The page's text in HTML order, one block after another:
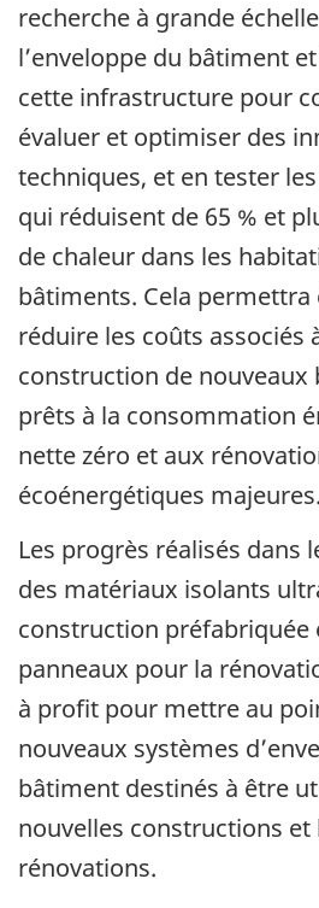
recherche à grande
l’enveloppe du bâtiment
cette infrastructure pour
évaluer et optimiser des
techniques, et en tester
qui réduisent de 65 % et
de chaleur dans les
bâtiments. Cela permettra
réduire les coûts associés
construction de nouveaux
prêts à la consommation
nette zéro et aux
écoénergétiques majeures.
Les progrès réalisés dans
des matériaux isolants
construction préfabriquée
panneaux pour la
à profit pour mettre au
nouveaux systèmes
bâtiment destinés à être
nouvelles constructions et
rénovations.